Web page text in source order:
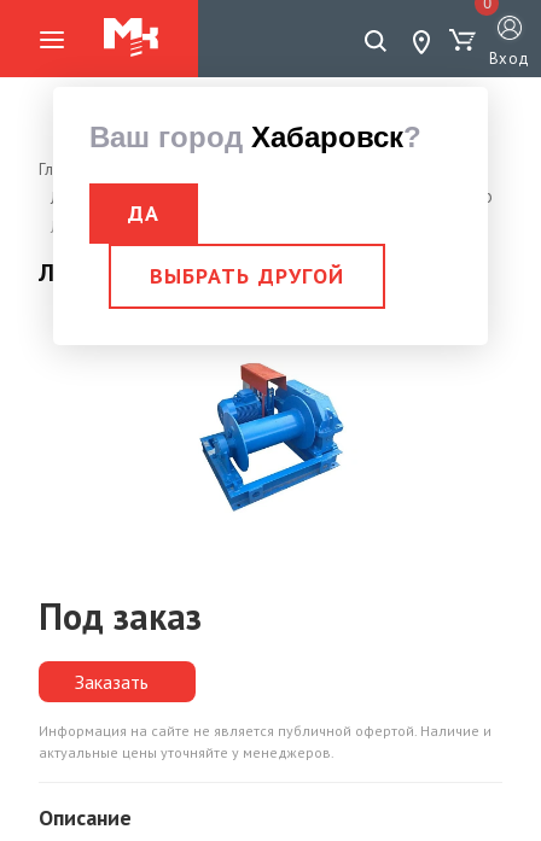
Ваш город Хабаровск?
ДА
ВЫБРАТЬ ДРУГОЙ
Вход
Главная страница
Лебедки, Тали
Лебедка электрическая монтажная пр-во РФ
Лебедка монтажная ТЛ-7Б-1
Лебедка монтажная ТЛ-7Б-1
Под заказ
Заказать
Информация на сайте не является публичной офертой. Наличие и
актуальные цены уточняйте у менеджеров.
Описание